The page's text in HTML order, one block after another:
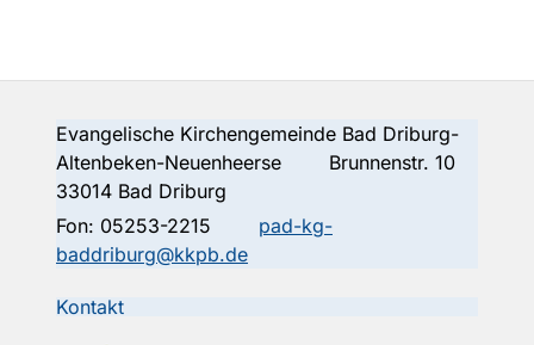
Evangelische Kirchengemeinde Bad Driburg-
Altenbeken-Neuenheerse Brunnenstr. 10
33014 Bad Driburg
Fon: 05253-2215
pad-kg-
baddriburg@kkpb.de
Kontakt